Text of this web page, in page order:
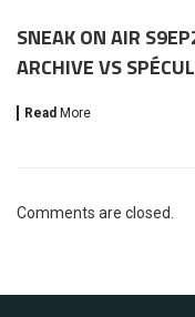
SNEAK ON AIR
ARCHIVE VS
Read More
Comments are closed.